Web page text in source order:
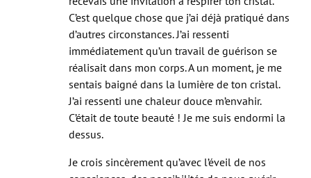
toujours présente. Et là ! J’ai compris que je
recevais une invitation à respirer ton cristal.
C’est quelque chose que j’ai déjà pratiqué dans
d’autres circonstances. J’ai ressenti
immédiatement qu’un travail de guérison se
réalisait dans mon corps. A un moment, je me
sentais baigné dans la lumière de ton cristal.
J’ai ressenti une chaleur douce m’envahir.
C’était de toute beauté ! Je me suis endormi la
dessus.